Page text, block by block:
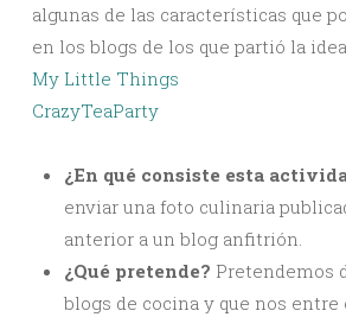
algunas de las características que
en los blogs de los que partió la idea
My Little Things
CrazyTeaParty
¿En qué consiste esta
enviar una foto culinaria
anterior a un blog anfitrión.
¿Qué pretende? Pretendemos
blogs de cocina y que nos entre